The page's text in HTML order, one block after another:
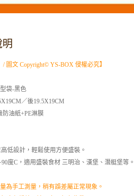
/ 圖文 Copyright© YS-BOX 侵權必究】
袋-黑色
／後19.5X19CM
防油紙+PE淋膜
低設計，輕鬆使用方便盛裝。
度C，適用盛裝食材 三明治、漢堡、潛艇堡等
為手工測量，稍有誤差屬正常現象。